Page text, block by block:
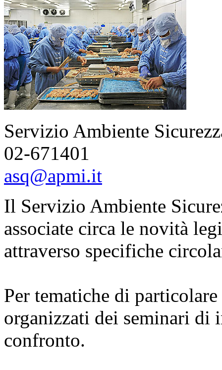
Servizio Ambiente
02-671401
asq@apmi.it
Il Servizio Ambiente
associate circa le novità
attraverso specifiche
Per tematiche di
organizzati dei seminari di
confronto.